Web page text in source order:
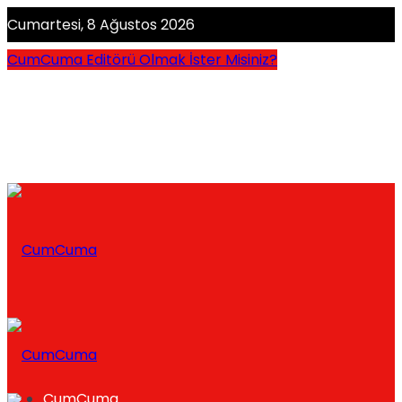
Cumartesi, 8 Ağustos 2026
CumCuma Editörü Olmak İster Misiniz?